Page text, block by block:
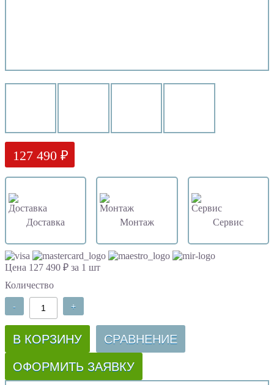
127 490 ₽
Доставка Монтаж Сервис
Цена 127 490 ₽ за 1 шт
Количество
- +
В КОРЗИНУ СРАВНЕНИЕ
ОФОРМИТЬ ЗАЯВКУ